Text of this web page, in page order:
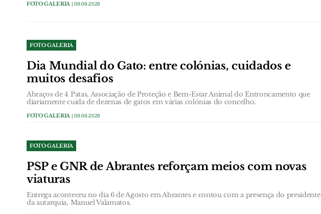
FOTO GALERIA | 08-08-2026
FOTO GALERIA
Dia Mundial do Gato: entre colónias, cuidados e
muitos desafios
Abraços de 4 Patas, Associação de Proteção e Bem-Estar Animal do Entroncamento que
diariamente cuida de dezenas de gatos em várias colónias do concelho.
FOTO GALERIA | 08-08-2026
FOTO GALERIA
PSP e GNR de Abrantes reforçam meios com novas
viaturas
Entrega aconteceu no dia 6 de Agosto em Abrantes e contou com a presença do presidente
da autarquia, Manuel Valamatos.